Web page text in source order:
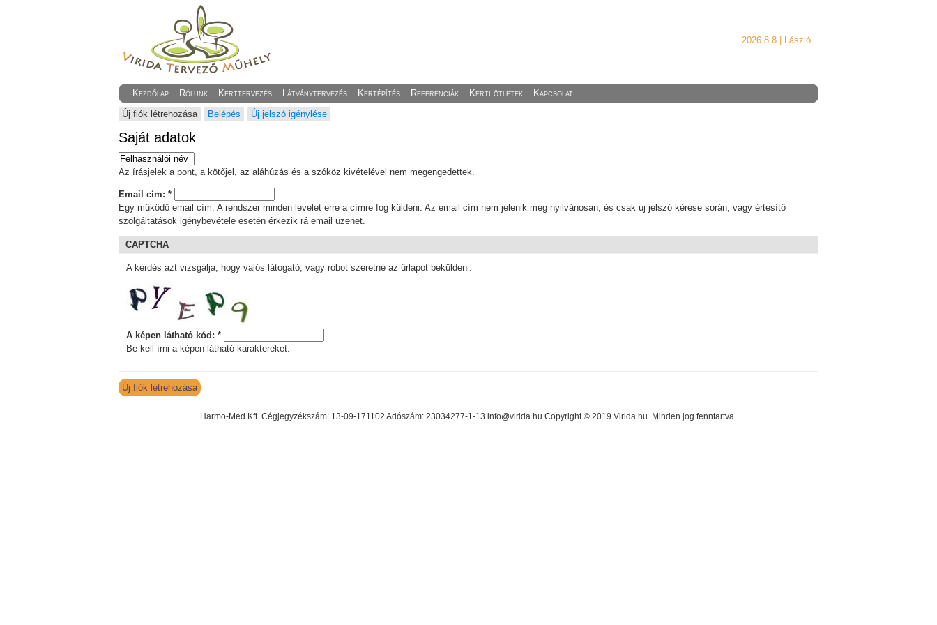
2026.8.8 | László
Kezdőlap Rólunk Kerttervezés Látványtervezés Kertépítés Referenciák Kerti ötletek
Kapcsolat
Új fiók létrehozása
Belépés Új jelszó igénylése
Saját adatok
Az írásjelek a pont, a kötőjel, az aláhúzás és a szóköz kivételével nem megengedettek.
Email cím:*
Egy működő email cím. A rendszer minden levelet erre a címre fog küldeni. Az email cím nem jelenik meg nyilvánosan, és csak új jelszó kérése során, vagy értesítő
szolgáltatások igénybevétele esetén érkezik rá email üzenet.
CAPTCHA
A kérdés azt vizsgálja, hogy valós látogató, vagy robot szeretné az űrlapot beküldeni.
A képen látható kód:*
Be kell írni a képen látható karaktereket.
Harmo-Med Kft. Cégjegyzékszám: 13-09-171102 Adószám: 23034277-1-13 info@virida.hu Copyright © 2019 Virida.hu. Minden jog fenntartva.